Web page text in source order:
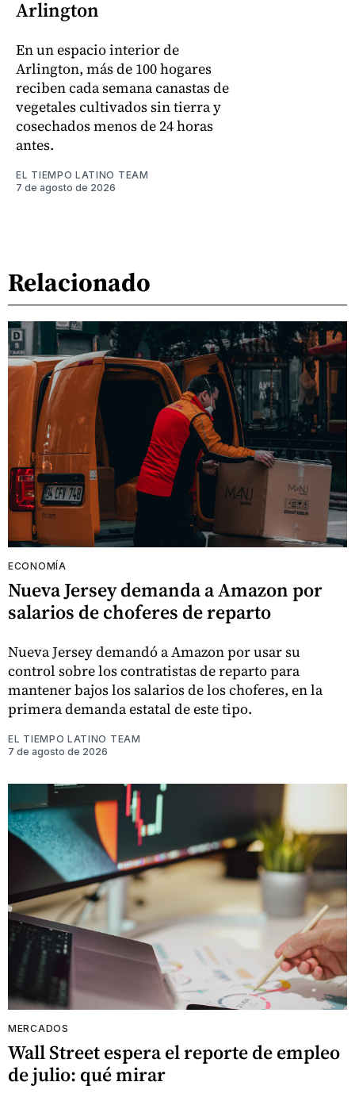
Arlington
En un espacio interior de
Arlington, más de 100 hogares
reciben cada semana canastas de
vegetales cultivados sin tierra y
cosechados menos de 24 horas
antes.
EL TIEMPO LATINO TEAM
7 de agosto de 2026
Relacionado
ECONOMÍA
Nueva Jersey demanda a Amazon por
salarios de choferes de reparto
Nueva Jersey demandó a Amazon por usar su
control sobre los contratistas de reparto para
mantener bajos los salarios de los choferes, en la
primera demanda estatal de este tipo.
EL TIEMPO LATINO TEAM
7 de agosto de 2026
MERCADOS
Wall Street espera el reporte de empleo
de julio: qué mirar